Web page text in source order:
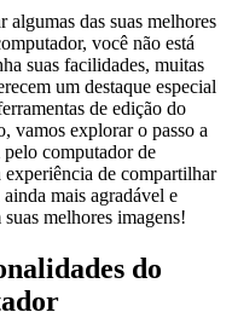
algumas das suas⁢ melhores
‍você não ⁢está
‌suas ​facilidades, muitas
um ⁣destaque‍ especial
de edição do
vamos explorar ​o⁢ passo a
computador de
experiência de ​compartilhar
mais ⁣agradável e
melhores imagens!
do